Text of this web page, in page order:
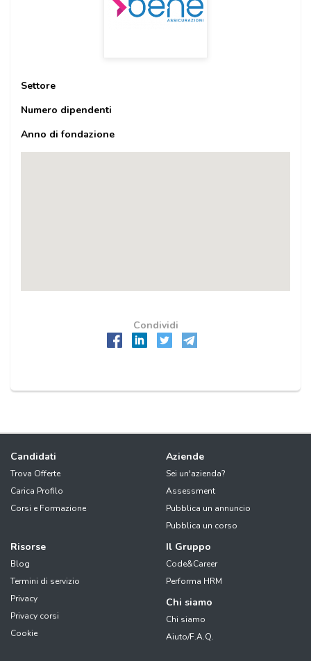
Settore
Numero dipendenti
Anno di fondazione
Condividi
Candidati
Trova Offerte
Carica Profilo
Corsi e Formazione
Aziende
Sei un'azienda?
Assessment
Pubblica un annuncio
Pubblica un corso
Risorse
Blog
Termini di servizio
Privacy
Privacy corsi
Cookie
Il Gruppo
Code&Career
Performa HRM
Chi siamo
Chi siamo
Aiuto/F.A.Q.